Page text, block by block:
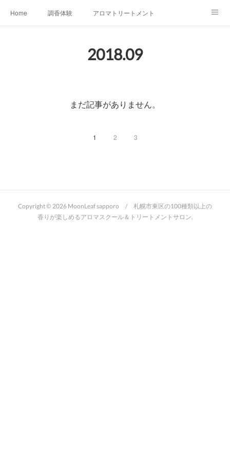
Home 調香体験 アロマトリートメントMenu
Profile FOR COMPANY
2018.09
まだ記事がありません。
1 2 3
Copyright © 2026 MoonLeaf sapporo / 札幌市東区の100種類以上の
香りが楽しめるアロマスクール＆トリートメントサロン.